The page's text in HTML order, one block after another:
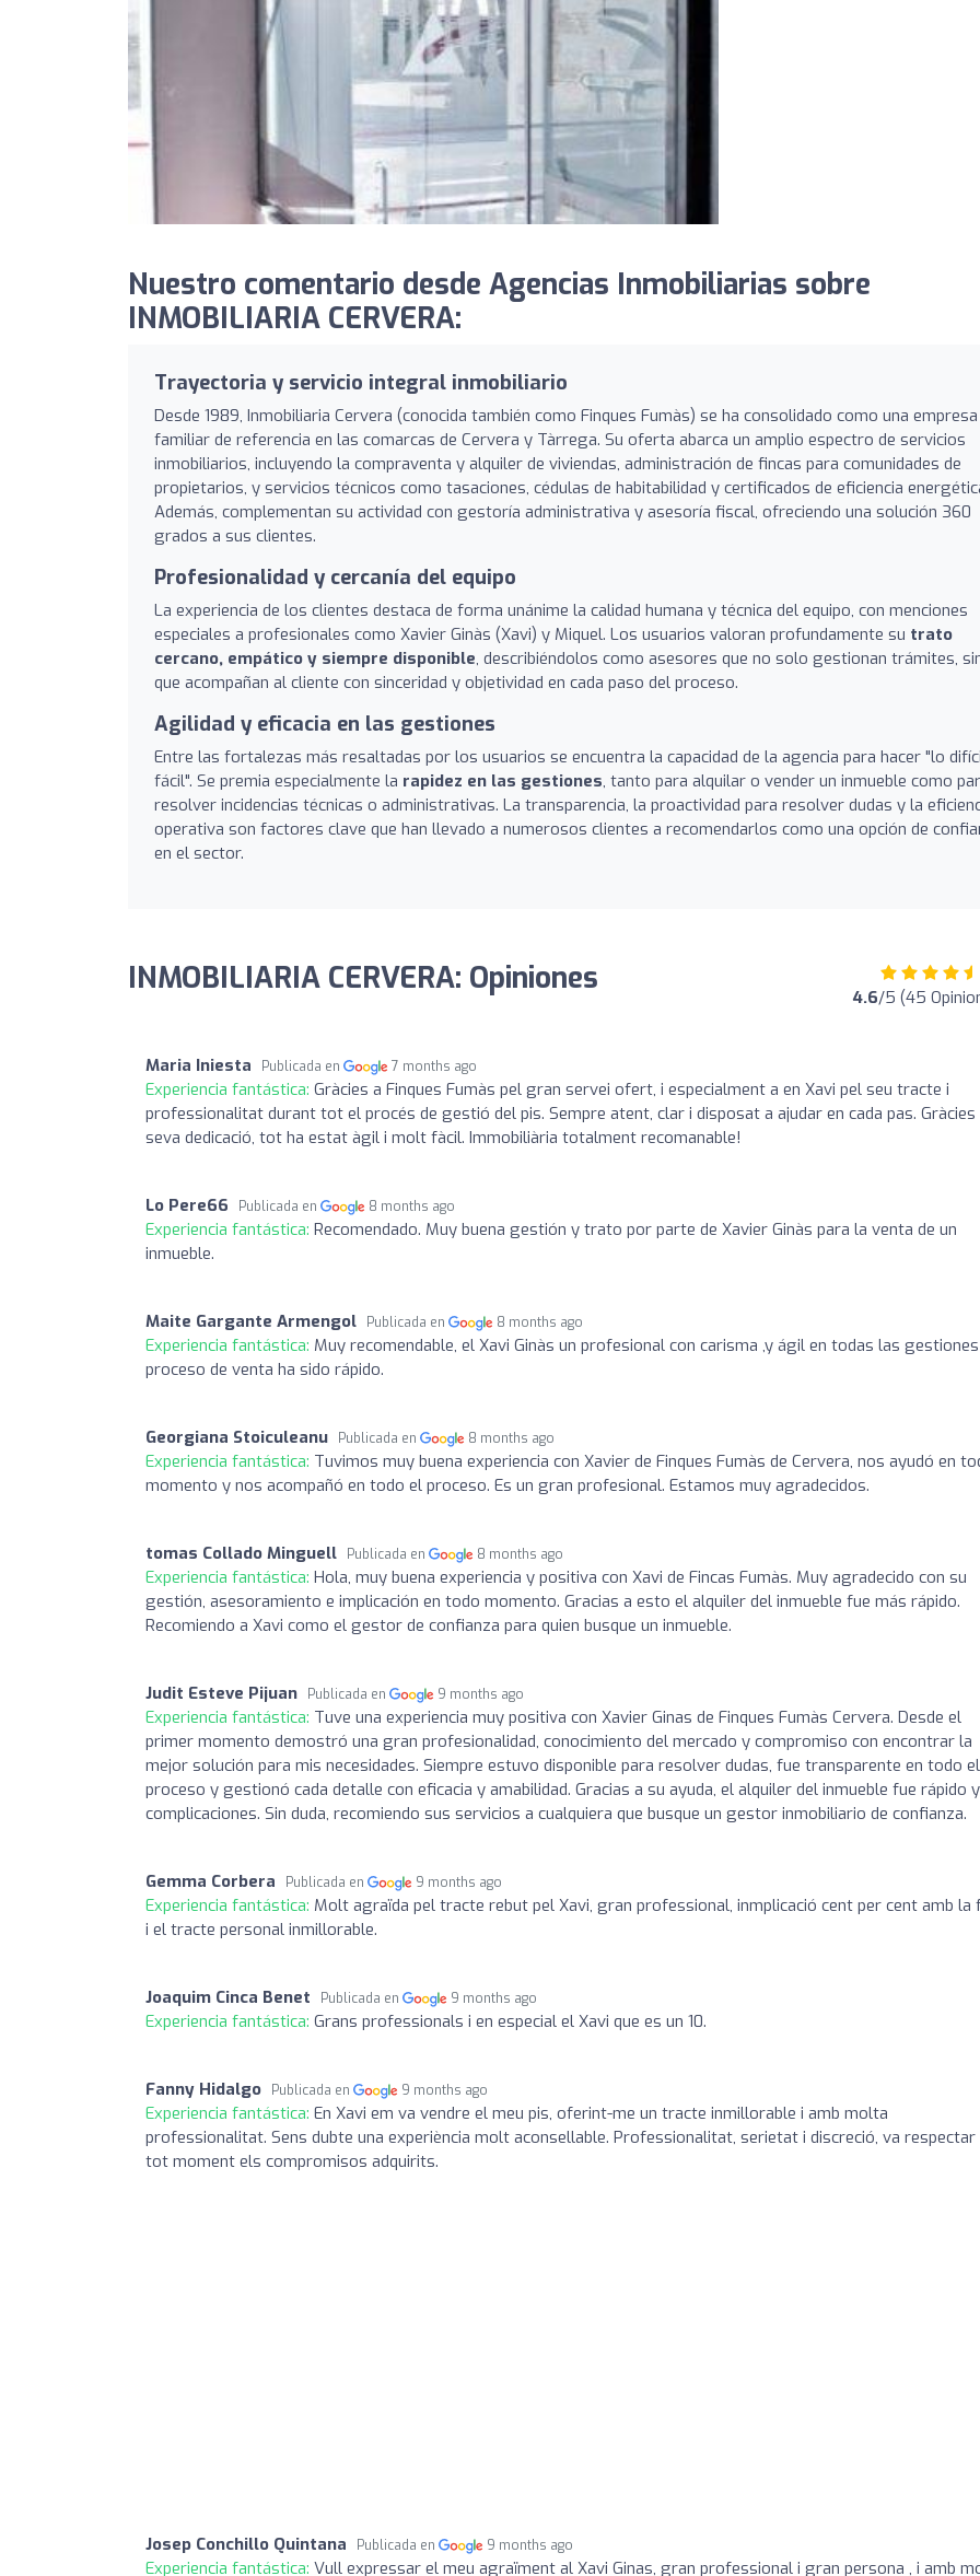
Nuestro comentario desde Agencias Inmobiliarias sobre
INMOBILIARIA CERVERA:
Trayectoria y servicio integral inmobiliario
Desde 1989, Inmobiliaria Cervera (conocida también como Finques Fumàs) se ha consolidado como una empresa
familiar de referencia en las comarcas de Cervera y Tàrrega. Su oferta abarca un amplio espectro de servicios
inmobiliarios, incluyendo la compraventa y alquiler de viviendas, administración de fincas para comunidades de
propietarios, y servicios técnicos como tasaciones, cédulas de habitabilidad y certificados de eficiencia
Además, complementan su actividad con gestoría administrativa y asesoría fiscal, ofreciendo una solución 360
grados a sus clientes.
Profesionalidad y cercanía del equipo
La experiencia de los clientes destaca de forma unánime la calidad humana y técnica del equipo, con menciones
especiales a profesionales como Xavier Ginàs (Xavi) y Miquel. Los usuarios valoran profundamente su trato
cercano, empático y siempre disponible, describiéndolos como asesores que no solo gestionan trámites,
que acompañan al cliente con sinceridad y objetividad en cada paso del proceso.
Agilidad y eficacia en las gestiones
Entre las fortalezas más resaltadas por los usuarios se encuentra la capacidad de la agencia para hacer "lo
fácil". Se premia especialmente la rapidez en las gestiones, tanto para alquilar o vender un inmueble como
resolver incidencias técnicas o administrativas. La transparencia, la proactividad para resolver dudas y la
operativa son factores clave que han llevado a numerosos clientes a recomendarlos como una opción de
en el sector.
INMOBILIARIA CERVERA: Opiniones 4.6/5 (45
Maria Iniesta Publicada en 7 months ago
Experiencia fantástica: Gràcies a Finques Fumàs pel gran servei ofert, i especialment a en Xavi pel seu tracte i
professionalitat durant tot el procés de gestió del pis. Sempre atent, clar i disposat a ajudar en cada pas. Gràcies
seva dedicació, tot ha estat àgil i molt fàcil. Immobiliària totalment recomanable!
Lo Pere66 Publicada en 8 months ago
Experiencia fantástica: Recomendado. Muy buena gestión y trato por parte de Xavier Ginàs para la venta de un
inmueble.
Maite Gargante Armengol Publicada en 8 months ago
Experiencia fantástica: Muy recomendable, el Xavi Ginàs un profesional con carisma ,y ágil en todas las
proceso de venta ha sido rápido.
Georgiana Stoiculeanu Publicada en 8 months ago
Experiencia fantástica: Tuvimos muy buena experiencia con Xavier de Finques Fumàs de Cervera, nos ayudó en
momento y nos acompañó en todo el proceso. Es un gran profesional. Estamos muy agradecidos.
tomas Collado Minguell Publicada en 8 months ago
Experiencia fantástica: Hola, muy buena experiencia y positiva con Xavi de Fincas Fumàs. Muy agradecido con su
gestión, asesoramiento e implicación en todo momento. Gracias a esto el alquiler del inmueble fue más rápido.
Recomiendo a Xavi como el gestor de confianza para quien busque un inmueble.
Judit Esteve Pijuan Publicada en 9 months ago
Experiencia fantástica: Tuve una experiencia muy positiva con Xavier Ginas de Finques Fumàs Cervera. Desde el
primer momento demostró una gran profesionalidad, conocimiento del mercado y compromiso con encontrar la
mejor solución para mis necesidades. Siempre estuvo disponible para resolver dudas, fue transparente en todo el
proceso y gestionó cada detalle con eficacia y amabilidad. Gracias a su ayuda, el alquiler del inmueble fue rápido
complicaciones. Sin duda, recomiendo sus servicios a cualquiera que busque un gestor inmobiliario de confianza.
Gemma Corbera Publicada en 9 months ago
Experiencia fantástica: Molt agraïda pel tracte rebut pel Xavi, gran professional, inmplicació cent per cent amb la
i el tracte personal inmillorable.
Joaquim Cinca Benet Publicada en 9 months ago
Experiencia fantástica: Grans professionals i en especial el Xavi que es un 10.
Fanny Hidalgo Publicada en 9 months ago
Experiencia fantástica: En Xavi em va vendre el meu pis, oferint-me un tracte inmillorable i amb molta
professionalitat. Sens dubte una experiència molt aconsellable. Professionalitat, serietat i discreció, va respectar
tot moment els compromisos adquirits.
Josep Conchillo Quintana Publicada en 9 months ago
Experiencia fantástica: Vull expressar el meu agraïment al Xavi Ginas, gran professional i gran persona , i amb